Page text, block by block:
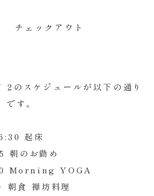
チェックアウト
のスケジュールが以下の通り
です。
起床
朝のお勤め
Morning YOGA
朝食 禅坊料理